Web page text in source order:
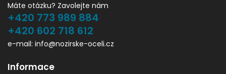
Máte otázku? Zavolejte nám
+420 773 989 884
+420 602 718 612
e-mail: info@nozirske-oceli.cz
Informace